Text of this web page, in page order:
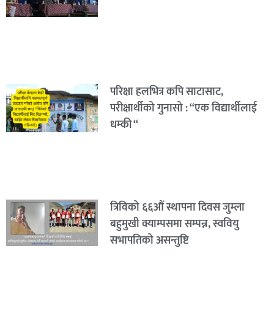
परिक्षा हलभित्र कपि साटासाट,
परीक्षार्थीको गुनासो : “एक विद्यार्थीलाई
धम्की “
त्रिविको ६६औं स्थापना दिवस जुम्ला
बहुमुखी क्याम्पसमा सम्पन्न, स्ववियु
सभापतिको असन्तुष्टि